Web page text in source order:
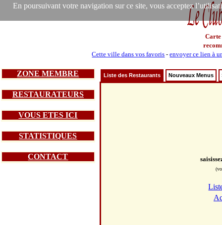
En poursuivant votre navigation sur ce site, vous acceptez
Carte
Cette ville dans vos favoris -envoyer ce lien à
ZONE MEMBRE
RESTAURATEURS
VOUS ETES ICI
STATISTIQUES
CONTACT
Liste des Restaurants Nouveaux Menus